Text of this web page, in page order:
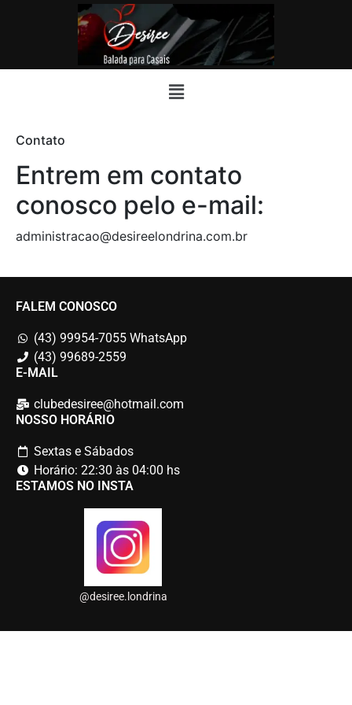
Contato
Entrem em contato
conosco pelo e-mail:
administracao@desireelondrina.com.br
FALEM CONOSCO
(43) 99954-7055 WhatsApp
(43) 99689-2559
E-MAIL
clubedesiree@hotmail.com
NOSSO HORÁRIO
Sextas e Sábados
Horário: 22:30 às 04:00 hs
ESTAMOS NO INSTA
@desiree.londrina